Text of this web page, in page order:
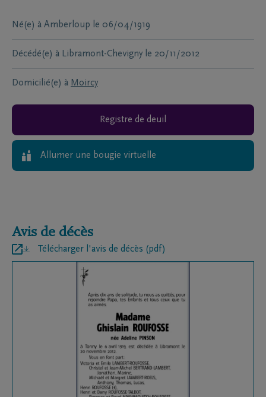
Né(e) à Amberloup le 06/04/1919
Décédé(e) à Libramont-Chevigny le 20/11/2012
Domicilié(e) à Moircy
Registre de deuil
Allumer une bougie virtuelle
Avis de décès
Télécharger l'avis de décès (pdf)